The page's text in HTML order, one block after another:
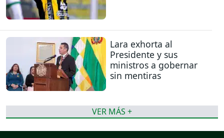
Lara exhorta al
Presidente y sus
ministros a gobernar
sin mentiras
VER MÁS +